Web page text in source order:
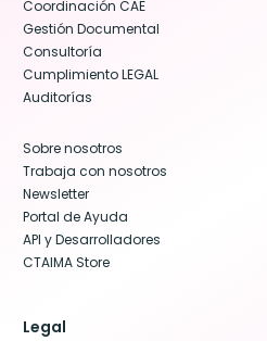
Coordinación CAE
Gestión Documental
Consultoría
Cumplimiento LEGAL
Auditorías
Sobre nosotros
Trabaja con nosotros
Newsletter
Portal de Ayuda
API y Desarrolladores
CTAIMA Store
Legal